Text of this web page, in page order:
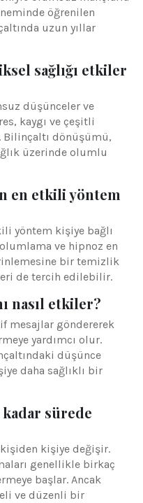
öğrenilen
uzun yıllar
sağlığı etkiler
düşünceler ve
kaygı ve çeşitli
Bilinçaltı dönüşümü,
üzerinde olumlu
en etkili yöntem
yöntem kişiye bağlı
ve hipnoz en
bir temizlik
de tercih edilebilir.
nasıl etkiler?
mesajlar göndererek
yardımcı olur.
düşünce
daha sağlıklı bir
sürede
kişiye değişir.
genellikle birkaç
başlar. Ancak
ve düzenli bir